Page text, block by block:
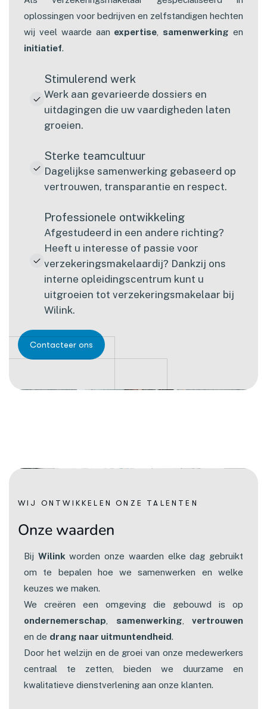
oplossingen voor bedrijven en zelfstandigen hechten
wij veel waarde aan expertise samenwerking en
initiatief.
Stimulerend werk
Werk aan gevarieerde dossiers en
uitdagingen die uw vaardigheden laten
groeien.
Sterke teamcultuur
Dagelijkse samenwerking gebaseerd op
vertrouwen, transparantie en respect.
Professionele ontwikkeling
Afgestudeerd in een andere richting?
Heeft u interesse of passie voor
verzekeringsmakelaardij? Dankzij ons
interne opleidingscentrum kunt u
uitgroeien tot verzekeringsmakelaar bij
Wilink.
WIJ ONTWIKKELEN ONZE TALENTEN
Onze waarden
Bij Wilink worden onze waarden elke dag gebruikt
om te bepalen hoe we samenwerken en welke
keuzes we maken.
We creëren een omgeving die gebouwd is op
ondernemerschap
samenwerking
vertrouwen
en de drang naar uitmuntendheid.
Door het welzijn en de groei van onze medewerkers
centraal te zetten, bieden we duurzame en
kwalitatieve dienstverlening aan onze klanten.